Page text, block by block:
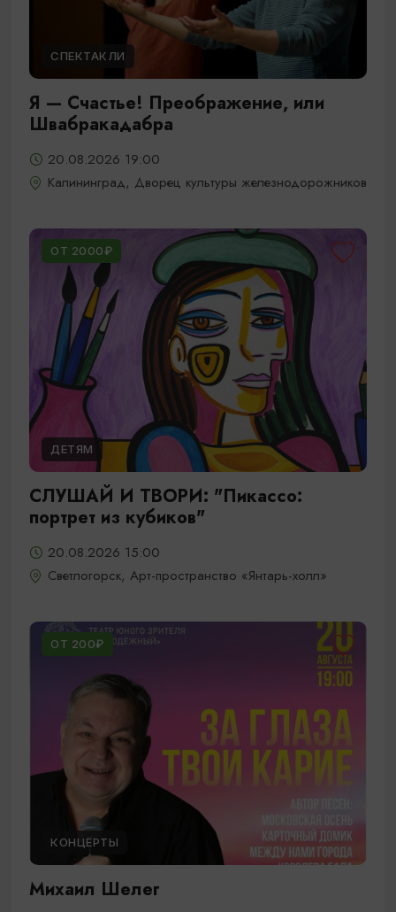
СПЕКТАКЛИ
Я — Счастье! Преображение, или
Швабракадабра
20.08.2026 19:00
Калининград, Дворец культуры железнодорожников
ОТ 2000₽
ДЕТЯМ
СЛУШАЙ И ТВОРИ: "Пикассо:
портрет из кубиков"
20.08.2026 15:00
Светлогорск, Арт-пространство «Янтарь-холл»
ОТ 200₽
КОНЦЕРТЫ
Михаил Шелег